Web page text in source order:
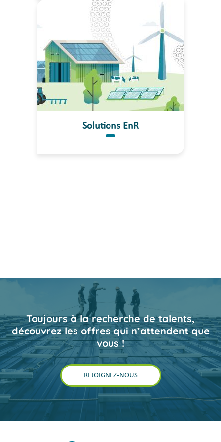
Solutions EnR
Toujours à la recherche de talents,
découvrez les offres qui n’attendent que
vous !
REJOIGNEZ-NOUS